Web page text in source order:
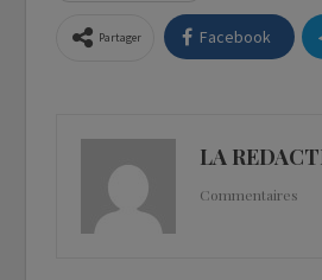
Partager Facebook
LA
Commentaires